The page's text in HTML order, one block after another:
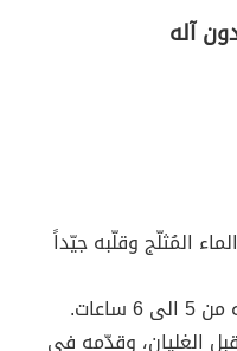
آله
المُثلّج وقلّبه جيّداً
الغليان، وقدّمه في